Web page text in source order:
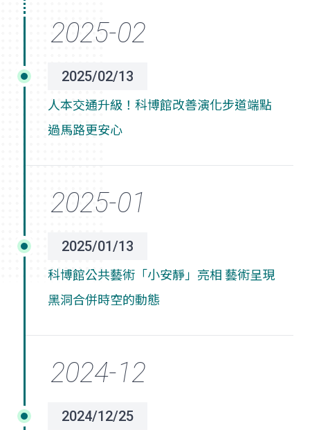
2025/02/13
人本交通升級！科博館改善演化步道端點
過馬路更安心
2025/01/13
科博館公共藝術「小安靜」亮相 藝術呈現
黑洞合併時空的動態
2024/12/25